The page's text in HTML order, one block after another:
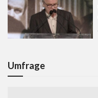
Umfrage